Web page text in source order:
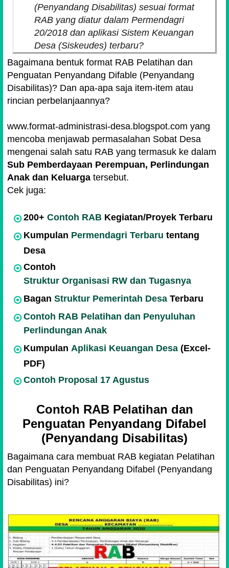
(Penyandang Disabilitas) sesuai format
RAB yang diatur dalam Permendagri
20/2018 dan aplikasi Sistem Keuangan
Desa (Siskeudes) terbaru?
Bagaimana bentuk format RAB Pelatihan dan
Penguatan Penyandang Difable (Penyandang
Disabilitas)? Dan apa-apa saja item-item atau
rincian perbelanjaannya?
www.format-administrasi-desa.blogspot.com yang
mencoba menjawab permasalahan Sobat Desa
mengenai salah satu RAB yang termasuk ke dalam
Sub Pemberdayaan Perempuan, Perlindungan
Anak dan Keluarga tersebut.
Cek juga:
200+Contoh RAB Kegiatan/Proyek Terbaru
Kumpulan Permendagri Terbaru tentang
Desa
Contoh
Struktur Organisasi RW dan Tugasnya
BaganStruktur Pemerintah Desa Terbaru
Contoh RAB Pelatihan dan Penyuluhan
Perlindungan Anak
Kumpulan Aplikasi Keuangan Desa (Excel-
PDF)
Contoh Proposal 17 Agustus
Contoh RAB Pelatihan dan
Penguatan Penyandang Difabel
(Penyandang Disabilitas)
Bagaimana cara membuat RAB kegiatan Pelatihan
dan Penguatan Penyandang Difabel (Penyandang
Disabilitas) ini?